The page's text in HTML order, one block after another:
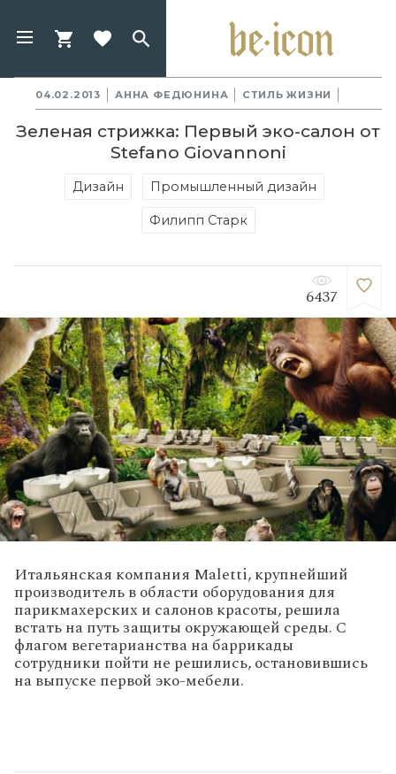
04.02.2013 АННА ФЕДЮНИНА СТИЛЬ ЖИЗНИ
Зеленая стрижка: Первый эко-салон от
Stefano Giovannoni
Дизайн Промышленный дизайн
Филипп Старк
6437
Итальянская компания Maletti, крупнейший
производитель в области оборудования для
парикмахерских и салонов красоты, решила
встать на путь защиты окружающей среды. С
флагом вегетарианства на баррикады
сотрудники пойти не решились, остановившись
на выпуске первой эко-мебели.